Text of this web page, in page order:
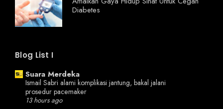
Diabetes
Blog List I
Suara Merdeka
Ismail Sabri alami komplikasi jantung, bakal jalani
prosedur pacemaker
13 hours ago